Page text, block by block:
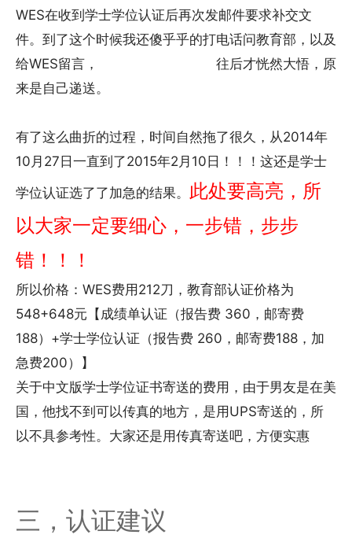
WES在收到学士学位认证后再次发邮件要求补交文
件。到了这个时候我还傻乎乎的打电话问教育部，以及
给WES留言， 往后才恍然大悟，原
来是自己递送。
有了这么曲折的过程，时间自然拖了很久，从2014年
10月27日一直到了2015年2月10日！！！这还是学士
学位认证选了了加急的结果。 此处要高亮，所
以大家一定要细心，一步错，步步
错！！！
所以价格：WES费用212刀，教育部认证价格为
548+648元【成绩单认证（报告费 360，邮寄费
188）+学士学位认证（报告费 260，邮寄费188，加
急费200）】
关于中文版学士学位证书寄送的费用，由于男友是在美
国，他找不到可以传真的地方，是用UPS寄送的，所
以不具参考性。大家还是用传真寄送吧，方便实惠
三，认证建议